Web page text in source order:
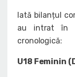
Iată bilanțul
au intrat în
cronologică:
U18 Feminin